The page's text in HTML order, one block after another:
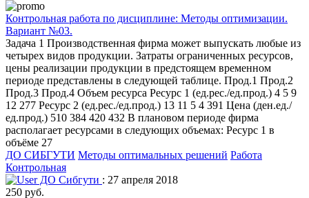
Контрольная работа по дисциплине: Методы оптимизации.
Вариант №03.
Задача 1 Производственная фирма может выпускать любые из
четырех видов продукции. Затраты ограниченных ресурсов,
цены реализации продукции в предстоящем временном
периоде представлены в следующей таблице. Прод.1 Прод.2
Прод.3 Прод.4 Объем ресурса Ресурс 1 (ед.рес./ед.прод.) 4 5 9
12 277 Ресурс 2 (ед.рес./ед.прод.) 13 11 5 4 391 Цена (ден.ед./
ед.прод.) 510 384 420 432 В плановом периоде фирма
располагает ресурсами в следующих объемах: Ресурс 1 в
объёме 27
ДО СИБГУТИ Методы оптимальных решений Работа
Контрольная
ДО Сибгути : 27 апреля 2018
250 руб.